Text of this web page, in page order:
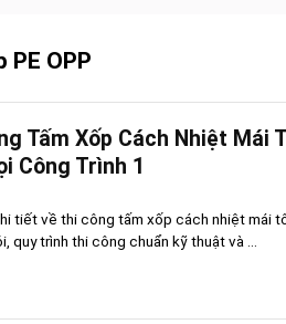
OPP
Tấm Xốp Cách Nhiệt Mái
Công Trình 1
tiết về thi công tấm xốp cách nhiệt mái
quy trình thi công chuẩn kỹ thuật và ...